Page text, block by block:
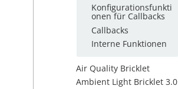
Konfigurationsfunkti
onen für Callbacks
Callbacks
Interne Funktionen
Air Quality Bricklet
Ambient Light Bricklet 3.0